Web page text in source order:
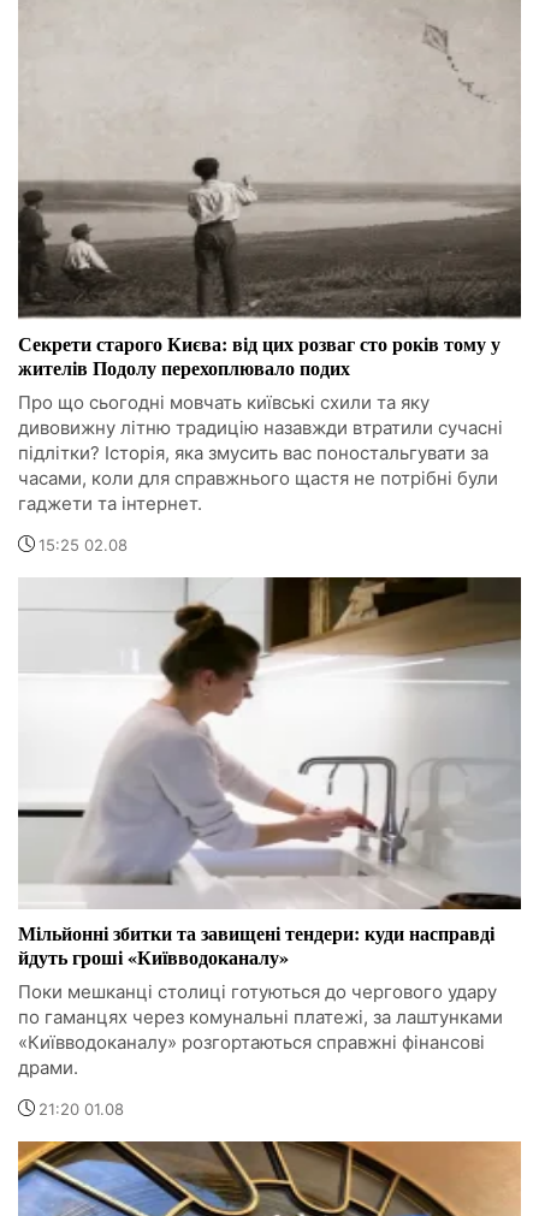
Секрети старого Києва: від цих розваг сто років тому у
жителів Подолу перехоплювало подих
Про що сьогодні мовчать київські схили та яку
дивовижну літню традицію назавжди втратили сучасні
підлітки? Історія, яка змусить вас поностальгувати за
часами, коли для справжнього щастя не потрібні були
гаджети та інтернет.
15:25 02.08
Мільйонні збитки та завищені тендери: куди насправді
йдуть гроші «Київводоканалу»
Поки мешканці столиці готуються до чергового удару
по гаманцях через комунальні платежі, за лаштунками
«Київводоканалу» розгортаються справжні фінансові
драми.
21:20 01.08